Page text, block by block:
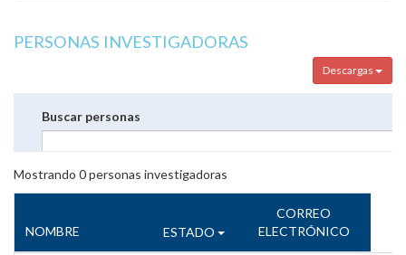
PERSONAS INVESTIGADORAS
Descargas
Buscar personas
Mostrando 0personas investigadoras
NOMBRE ESTADO
CORREO
ELECTRÓNICO